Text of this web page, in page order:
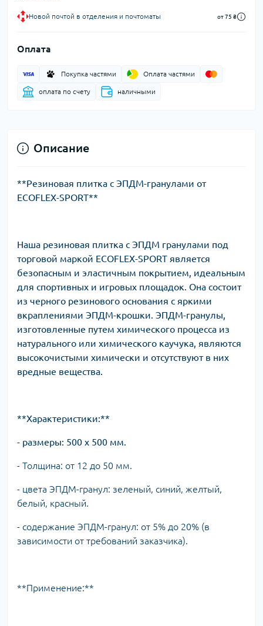
Новой почтой в отделения и почтоматы от 75 ₴
Оплата
Покупка частями Оплата частями
оплата по счету наличными
Описание
**Резиновая плитка с ЭПДМ-гранулами от
ECOFLEX-SPORT**
Наша резиновая плитка с ЭПДМ гранулами под
торговой маркой ECOFLEX-SPORT является
безопасным и эластичным покрытием, идеальным
для спортивных и игровых площадок. Она состоит
из черного резинового основания с яркими
вкраплениями ЭПДМ-крошки. ЭПДМ-гранулы,
изготовленные путем химического процесса из
натурального или химического каучука, являются
высокочистыми химически и отсутствуют в них
вредные вещества.
**Характеристики:**
- размеры: 500 х 500 мм.
- Толщина: от 12 до 50 мм.
- цвета ЭПДМ-гранул: зеленый, синий, желтый,
белый, красный.
- содержание ЭПДМ-гранул: от 5% до 20% (в
зависимости от требований заказчика).
**Применение:**